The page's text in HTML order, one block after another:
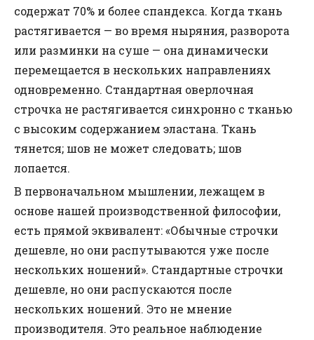
содержат 70% и более спандекса. Когда ткань
растягивается — во время ныряния, разворота
или разминки на суше — она динамически
перемещается в нескольких направлениях
одновременно. Стандартная оверлочная
строчка не растягивается синхронно с тканью
с высоким содержанием эластана. Ткань
тянется; шов не может следовать; шов
лопается.
В первоначальном мышлении, лежащем в
основе нашей производственной философии,
есть прямой эквивалент: «Обычные строчки
дешевле, но они распутываются уже после
нескольких ношений». Стандартные строчки
дешевле, но они распускаются после
нескольких ношений. Это не мнение
производителя. Это реальное наблюдение